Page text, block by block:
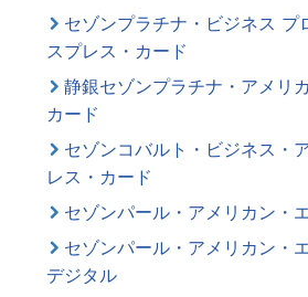
セゾンプラチナ・ビジネス プ
スプレス・カード
静銀セゾンプラチナ・アメリ
カード
セゾンコバルト・ビジネス・
レス・カード
セゾンパール・アメリカン・
セゾンパール・アメリカン・
デジタル